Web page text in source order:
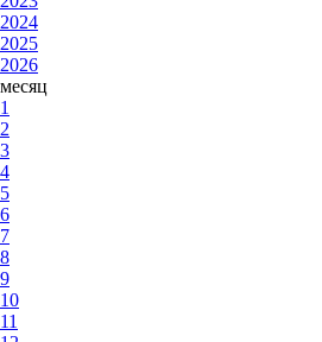
2024
2025
2026
месяц
1
2
3
4
5
6
7
8
9
10
11